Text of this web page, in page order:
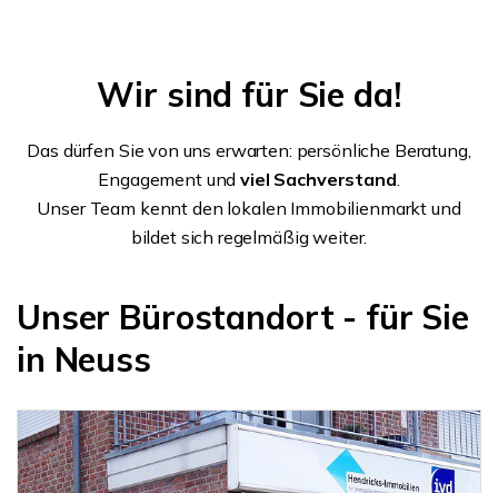
Wir sind für Sie da!
Das dürfen Sie von uns erwarten: persönliche Beratung,
Engagement undviel Sachverstand.
Unser Team kennt den lokalen Immobilienmarkt und
bildet sich regelmäßig weiter.
Unser Bürostandort - für Sie
in Neuss